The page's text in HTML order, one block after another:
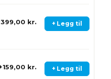
+ Legg til
399,00 kr.
+ Legg til
159,00 kr.